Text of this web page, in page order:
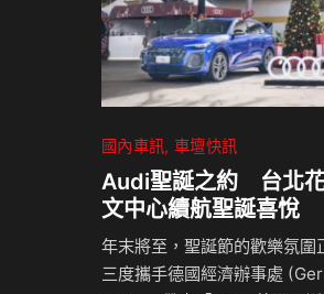
國內車訊 車壇快訊
Audi聖誕之約 台北
文中心續航聖誕喜悅
年末將至，聖誕節的歡樂氛圍
三度攜手德國經濟辦事處